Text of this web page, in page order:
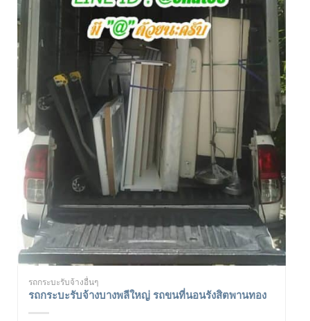
รถกระบะรับจ้างอื่นๆ
รถกระบะรับจ้างบางพลีใหญ่ รถขนที่นอนรังสิตพานทอง